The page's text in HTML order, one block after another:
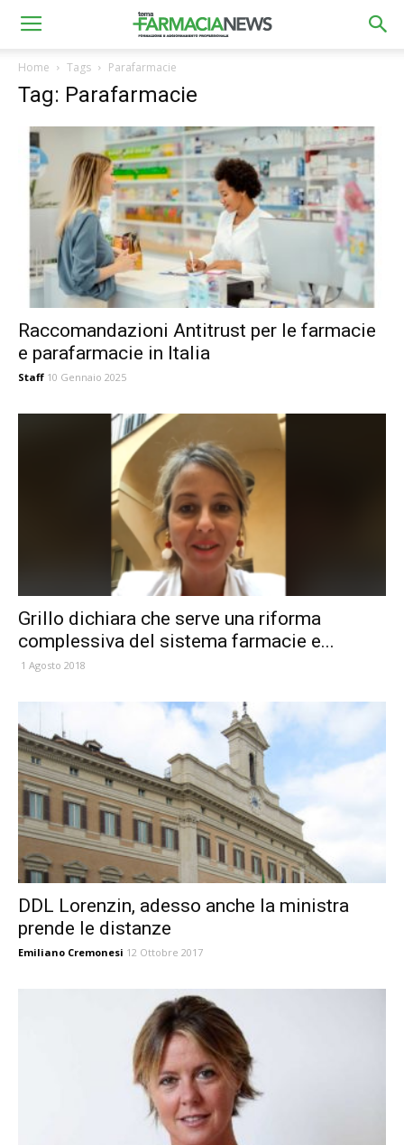
Home Tags Parafarmacie
Tag: Parafarmacie
Raccomandazioni Antitrust per le farmacie
e parafarmacie in Italia
Staff 10 Gennaio 2025
Grillo dichiara che serve una riforma
complessiva del sistema farmacie e...
1 Agosto 2018
DDL Lorenzin, adesso anche la ministra
prende le distanze
Emiliano Cremonesi 12 Ottobre 2017